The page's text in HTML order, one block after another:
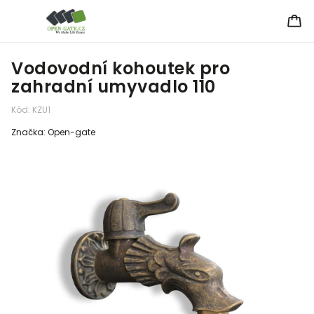
Vodovodní kohoutek pro
zahradní umyvadlo 110
Kód: KZU1
Značka: Open-gate